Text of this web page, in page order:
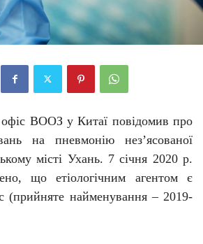
ВООЗ у Китаї повідомив про
на пневмонію нез’ясованої
місті Ухань. 7 січня 2020 р.
що етіологічним агентом є
(прийняте найменування – 2019-